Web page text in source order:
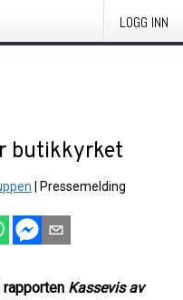
LOGG INN
butikkyrket
Pressemelding
rapporten Kassevis av